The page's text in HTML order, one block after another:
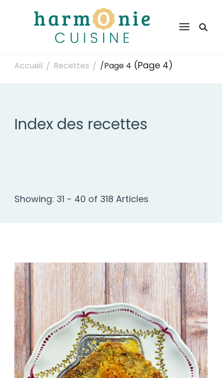
Harmonie Cuisine
Accueil / Recettes / /Page 4 (Page 4)
Index des recettes
Showing: 31 - 40 of 318 Articles